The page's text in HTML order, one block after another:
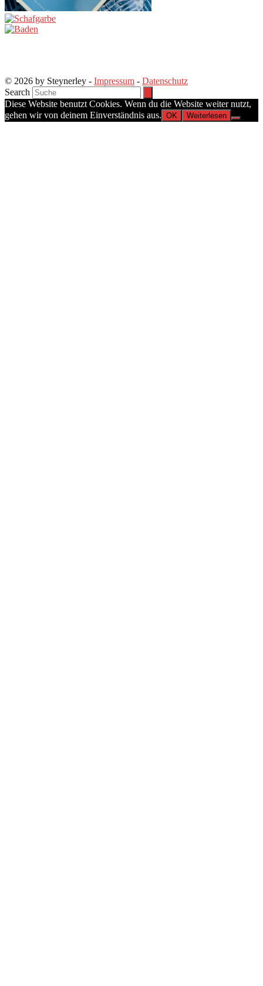
© 2026 by Steynerley - Impressum - Datenschutz
Search
Diese Website benutzt Cookies. Wenn du die Website weiter nutzt,
gehen wir von deinem Einverständnis aus. OK Weiterlesen